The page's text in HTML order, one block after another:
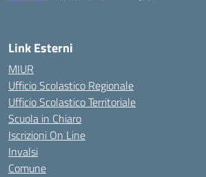
Link Esterni
MIUR
Ufficio Scolastico Regionale
Ufficio Scolastico Territoriale
Scuola in Chiaro
Iscrizioni On Line
Invalsi
Comune